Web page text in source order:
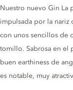
Gin description
Nuestro nuevo Gin La
impulsada por la nariz
con unos sencillos de
tomillo. Sabrosa en el
buen earthiness de
es notable, muy